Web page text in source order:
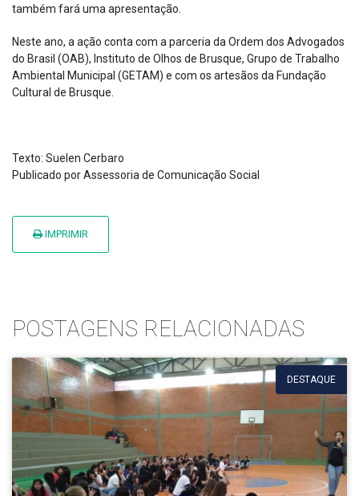
também fará uma apresentação.
Neste ano, a ação conta com a parceria da Ordem dos Advogados
do Brasil (OAB), Instituto de Olhos de Brusque, Grupo de Trabalho
Ambiental Municipal (GETAM) e com os artesãos da Fundação
Cultural de Brusque.
Texto: Suelen Cerbaro
Publicado por Assessoria de Comunicação Social
IMPRIMIR
POSTAGENS RELACIONADAS
DESTAQUE